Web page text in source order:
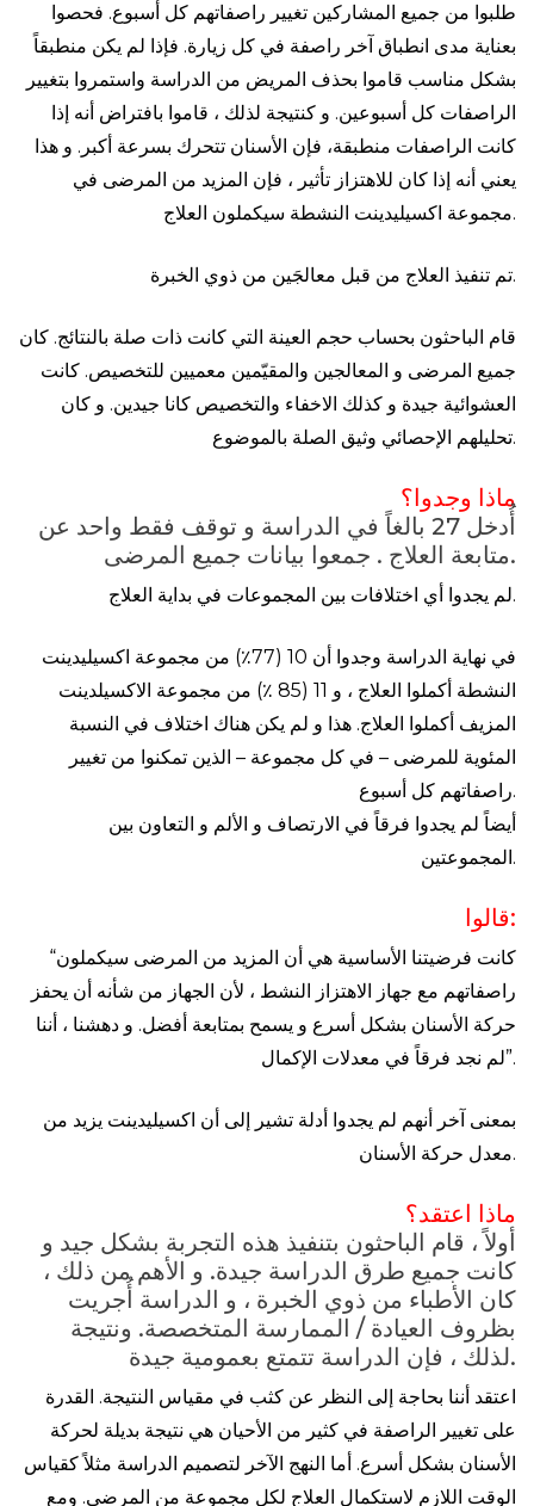
طلبوا من جميع المشاركين تغيير راصفاتهم كل أسبوع. فحصوا
بعناية مدى انطباق آخر راصفة في كل زيارة. فإذا لم يكن منطبقاً
بشكل مناسب قاموا بحذف المريض من الدراسة واستمروا بتغيير
الراصفات كل أسبوعين. و كنتيجة لذلك ، قاموا بافتراض أنه إذا
كانت الراصفات منطبقة، فإن الأسنان تتحرك بسرعة أكبر. و هذا
يعني أنه إذا كان للاهتزاز تأثير ، فإن المزيد من المرضى في
مجموعة اكسيليدينت النشطة سيكملون العلاج.
تم تنفيذ العلاج من قبل معالجَين من ذوي الخبرة.
قام الباحثون بحساب حجم العينة التي كانت ذات صلة بالنتائج. كان
جميع المرضى و المعالجين والمقيّمين معميين للتخصيص. كانت
العشوائية جيدة و كذلك الاخفاء والتخصيص كانا جيدين. و كان
تحليلهم الإحصائي وثيق الصلة بالموضوع.
ماذا وجدوا؟
أُدخل 27 بالغاً في الدراسة و توقف فقط واحد عن
متابعة العلاج . جمعوا بيانات جميع المرضى.
لم يجدوا أي اختلافات بين المجموعات في بداية العلاج.
في نهاية الدراسة وجدوا أن 10 (77٪) من مجموعة اكسيليدينت
النشطة أكملوا العلاج ، و 11 (85 ٪) من مجموعة الاكسيلدينت
المزيف أكملوا العلاج. هذا و لم يكن هناك اختلاف في النسبة
المئوية للمرضى – في كل مجموعة – الذين تمكنوا من تغيير
راصفاتهم كل أسبوع.
أيضاً لم يجدوا فرقاً في الارتصاف و الألم و التعاون بين
المجموعتين.
قالوا:
“كانت فرضيتنا الأساسية هي أن المزيد من المرضى سيكملون
راصفاتهم مع جهاز الاهتزاز النشط ، لأن الجهاز من شأنه أن يحفز
حركة الأسنان بشكل أسرع و يسمح بمتابعة أفضل. و دهشنا ، أننا
لم نجد فرقاً في معدلات الإكمال”.
بمعنى آخر أنهم لم يجدوا أدلة تشير إلى أن اكسيليدينت يزيد من
معدل حركة الأسنان.
ماذا اعتقد؟
أولاً ، قام الباحثون بتنفيذ هذه التجربة بشكل جيد و
كانت جميع طرق الدراسة جيدة. و الأهم من ذلك ،
كان الأطباء من ذوي الخبرة ، و الدراسة أُجريت
بظروف العيادة / الممارسة المتخصصة. ونتيجة
لذلك ، فإن الدراسة تتمتع بعمومية جيدة.
اعتقد أننا بحاجة إلى النظر عن كثب في مقياس النتيجة. القدرة
على تغيير الراصفة في كثير من الأحيان هي نتيجة بديلة لحركة
الأسنان بشكل أسرع. أما النهج الآخر لتصميم الدراسة مثلاً كقياس
الوقت اللازم لاستكمال العلاج لكل مجموعة من المرضى. ومع